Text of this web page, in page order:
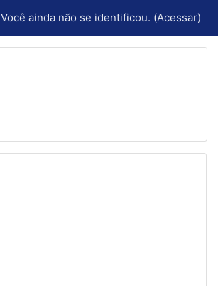
Você ainda não se identificou. (Acessar)